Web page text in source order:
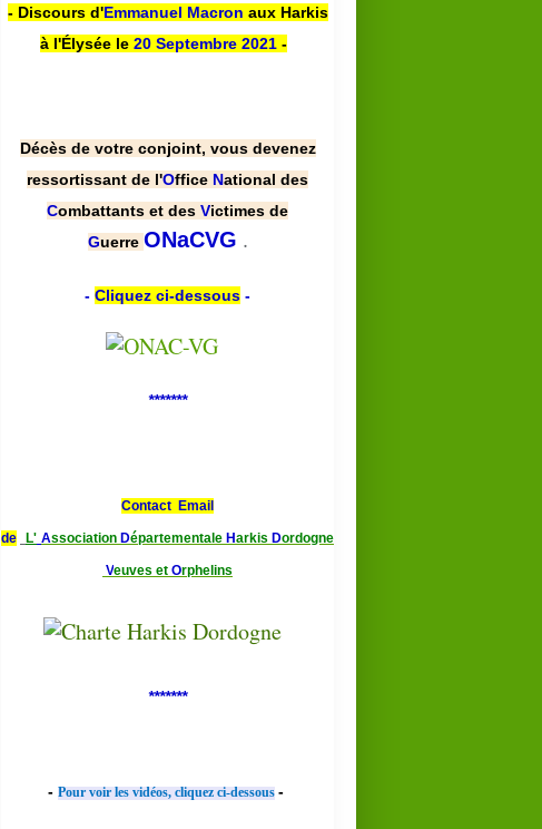
- Discours d'Emmanuel Macron aux Harkis
à l'Élysée le 20 Septembre 2021 -
Décès de votre conjoint, vous devenez
ressortissant de l'Office National des
Combattants et des Victimes de
Guerre ONaCVG .
- Cliquez ci-dessous -
*******
Contact Email
de L' Association Départementale Harkis Dordogne
Veuves et Orphelins
*******
- Pour voir les vidéos, cliquez ci-dessous -